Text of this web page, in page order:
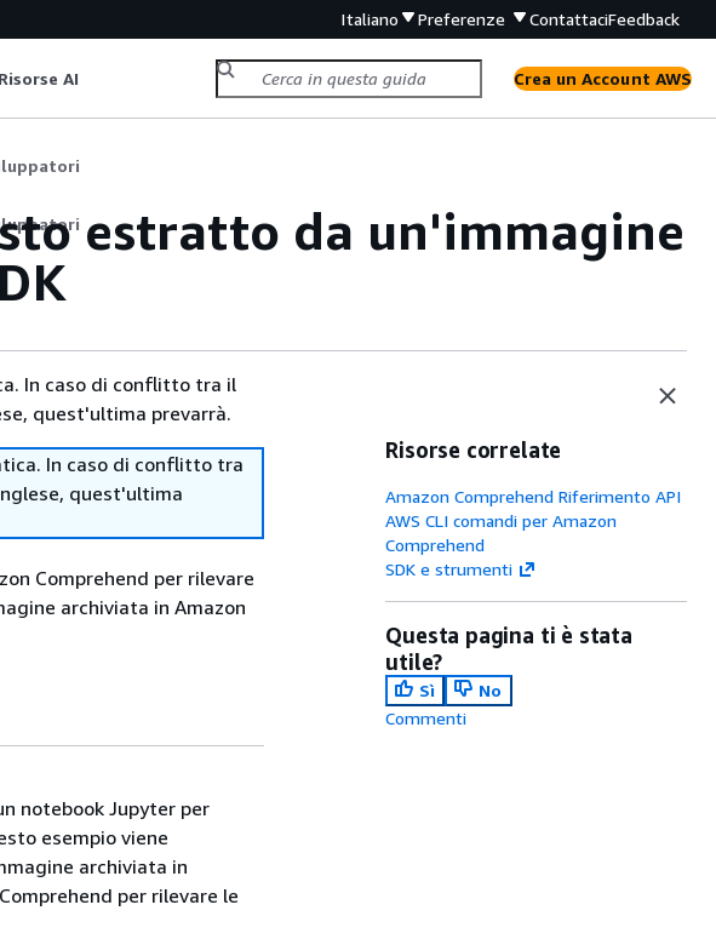
Italiano Preferenze ContattaciFeedback
Risorse AI Crea un Account AWS
estratto da un'immagine
In caso di conflitto tra il
quest'ultima prevarrà.
In caso di conflitto tra
quest'ultima
Comprehend per rilevare
archiviata in Amazon
notebook Jupyter per
esempio viene
archiviata in
per rilevare le
Risorse correlate
Amazon Comprehend Riferimento API
AWS CLI comandi per Amazon
Comprehend
SDK e strumenti
Questa pagina ti è stata
utile?
Sì
No
Commenti